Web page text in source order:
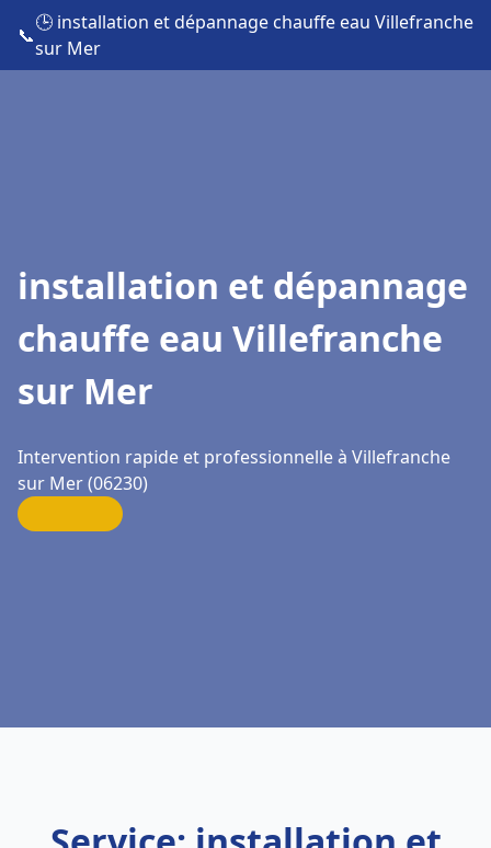
📞
🕒 installation et dépannage chauffe eau Villefranche
sur Mer
installation et dépannage
chauffe eau Villefranche
sur Mer
Intervention rapide et professionnelle à Villefranche
sur Mer (06230)